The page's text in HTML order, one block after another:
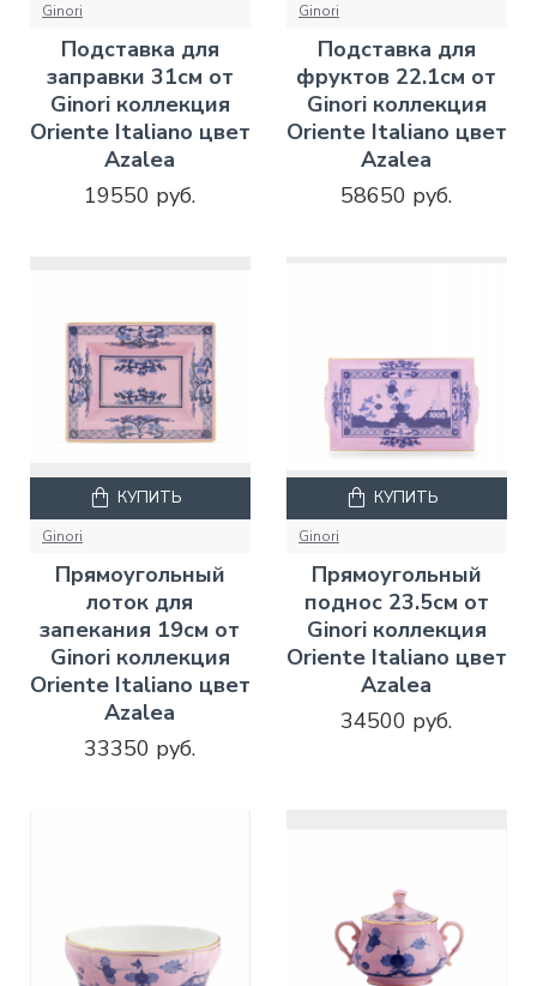
Ginori
Подставка для
заправки 31см от
Ginori коллекция
Oriente Italiano цвет
Azalea
19550 руб.
Ginori
Подставка для
фруктов 22.1см от
Ginori коллекция
Oriente Italiano цвет
Azalea
58650 руб.
Ginori
Прямоугольный
лоток для
запекания 19см от
Ginori коллекция
Oriente Italiano цвет
Azalea
33350 руб.
КУПИТЬ
Ginori
Прямоугольный
поднос 23.5см от
Ginori коллекция
Oriente Italiano цвет
Azalea
34500 руб.
КУПИТЬ